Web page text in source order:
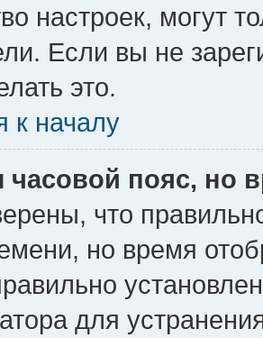
настроек, могут
Если вы не
это.
к началу
часовой пояс, но
что
но время
для